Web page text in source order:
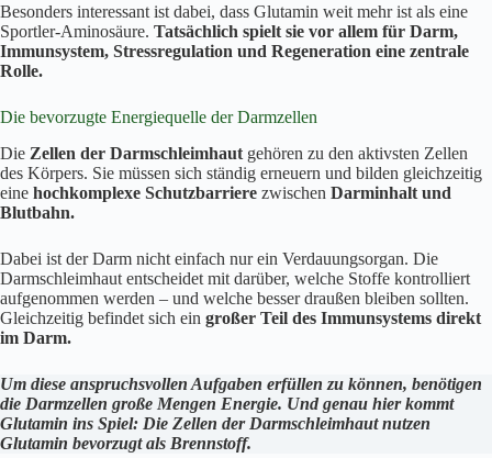
Besonders interessant ist dabei, dass Glutamin weit mehr ist als eine
Sportler-Aminosäure. Tatsächlich spielt sie vor allem für Darm,
Immunsystem, Stressregulation und Regeneration eine zentrale
Rolle.
Die bevorzugte Energiequelle der Darmzellen
Die Zellen der Darmschleimhaut gehören zu den aktivsten Zellen
des Körpers. Sie müssen sich ständig erneuern und bilden gleichzeitig
eine hochkomplexe Schutzbarriere zwischen Darminhalt und
Blutbahn.
Dabei ist der Darm nicht einfach nur ein Verdauungsorgan. Die
Darmschleimhaut entscheidet mit darüber, welche Stoffe kontrolliert
aufgenommen werden – und welche besser draußen bleiben sollten.
Gleichzeitig befindet sich ein großer Teil des Immunsystems direkt
im Darm.
Um diese anspruchsvollen Aufgaben erfüllen zu können, benötigen
die Darmzellen große Mengen Energie. Und genau hier kommt
Glutamin ins Spiel: Die Zellen der Darmschleimhaut nutzen
Glutamin bevorzugt als Brennstoff.